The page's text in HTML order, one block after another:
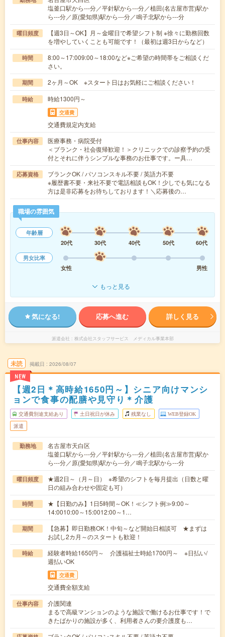
塩釜口駅から---分／平針駅から---分／植田(名古屋市営)駅か
ら---分／原(愛知県)駅から---分／鳴子北駅から---分
曜日頻度
【週3日～OK】月～金曜日で希望シフト制 ※徐々に勤務回数
を増やしていくことも可能です！（最初は週3日からなど）
時間
8:00～17:009:00～18:00など※ご希望の時間帯をご相談くだ
さい。
期間 2ヶ月～OK ※スタート日はお気軽にご相談ください！
時給 時給1300円～
交通費
交通費規定内支給
仕事内容
医療事務・病院受付
＜ブランク・社会復帰歓迎！＞クリニックでの診察予約の受
付とそれに伴うシンプルな事務のお仕事です。ー具…
応募資格
ブランクOK / パソコンスキル不要 / 英語力不要
※履歴書不要・来社不要で電話相談もOK！少しでも気になる
方は是非応募をお待ちしております！＼応募後の…
職場の雰囲気
年齢層
20代
30代 40代 50代
60代
男女比率
女性
男性
もっと見る
気になる! 応募へ進む 詳しく見る
派遣会社 株式会社スタッフサービス メディカル事業本部
未読
NEW
掲載日 2026/08/07
【週2日＊高時給1650円～】シニア向けマンシ
ョンで食事の配膳や見守り＊介護
交通費別途支給あり 土日祝日が休み 残業なし WEB登録OK
派遣
勤務地
名古屋市天白区
塩釜口駅から---分／平針駅から---分／植田(名古屋市営)駅か
ら---分／原(愛知県)駅から---分／鳴子北駅から---分
曜日頻度
★週2日～（月～日） ※希望のシフトを毎月提出（日数と曜
日の組み合わせや固定も可）
時間
★【日勤のみ】1日5時間～OK！≪シフト例≫9:00～
14:0010:00～15:0012:00～1…
期間
【急募】即日勤務OK！中旬～など開始日相談可 ★まずは
お試し2カ月～のスタートも歓迎！
時給
経験者時給1650円～ 介護福祉士時給1700円～ ※日払い/
週払いOK
交通費
交通費全額支給
仕事内容
介護関連
まるで高級マンションのような施設で働けるお仕事です！で
きたばかりの施設が多く、利用者さんの要介護度も…